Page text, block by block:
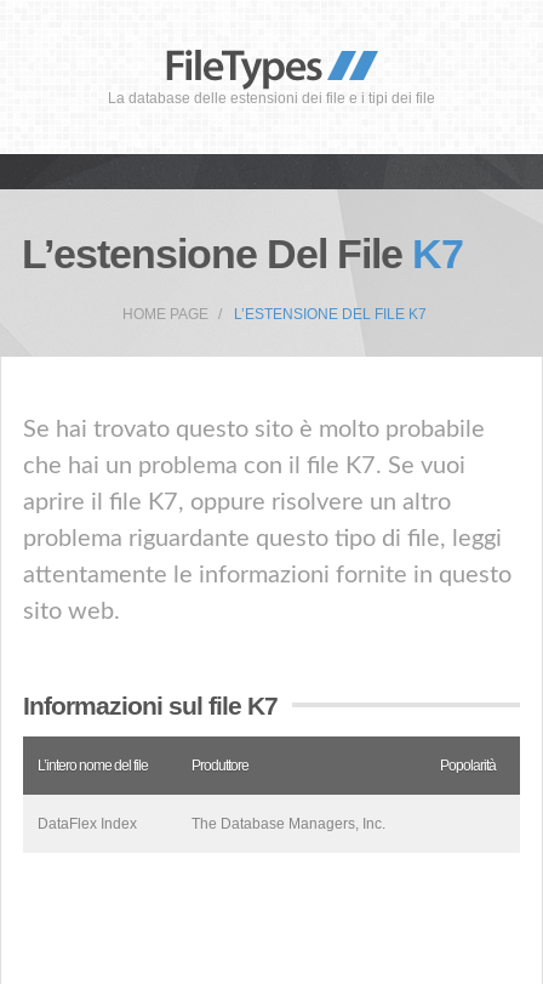
La database delle estensioni dei file e i tipi dei file
L’estensione Del File K7
HOME PAGE L’ESTENSIONE DEL FILE K7
Se hai trovato questo sito è molto probabile
che hai un problema con il file K7. Se vuoi
aprire il file K7, oppure risolvere un altro
problema riguardante questo tipo di file, leggi
attentamente le informazioni fornite in questo
sito web.
Informazioni sul file K7
L’intero nome del file Produttore Popolarità
DataFlex Index The Database Managers, Inc.